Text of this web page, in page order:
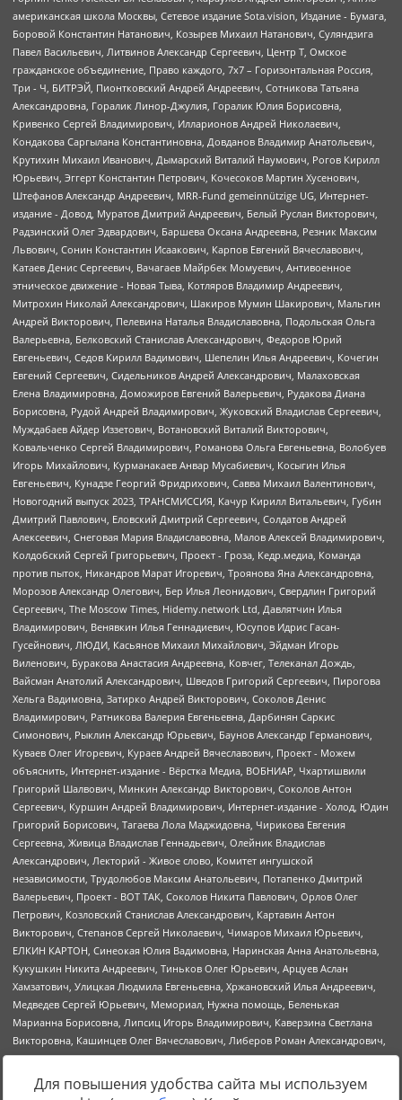
Для повышения удобства сайта мы используем